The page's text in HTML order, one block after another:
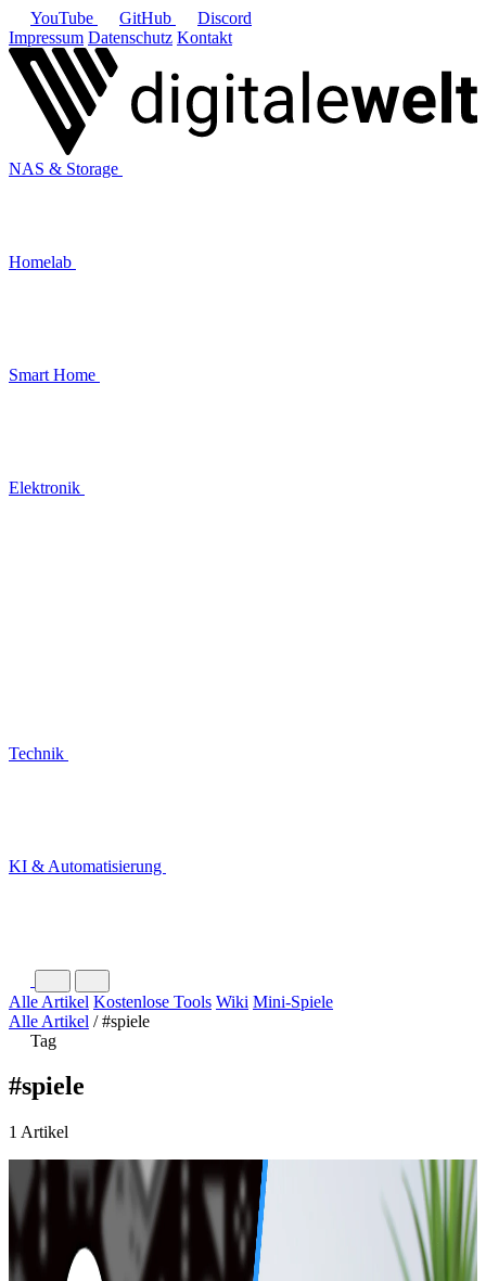
YouTube GitHub
Discord
Impressum Datenschutz Kontakt
NAS & Storage
Homelab
Smart Home
Elektronik
Technik
KI & Automatisierung
Alle Artikel Kostenlose Tools Wiki Mini-Spiele
Alle Artikel / #spiele
Tag
#spiele
1 Artikel